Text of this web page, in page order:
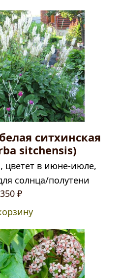
ситхинская
sitchensis)
цветет в июне-июле,
солнца/полутени
350 ₽